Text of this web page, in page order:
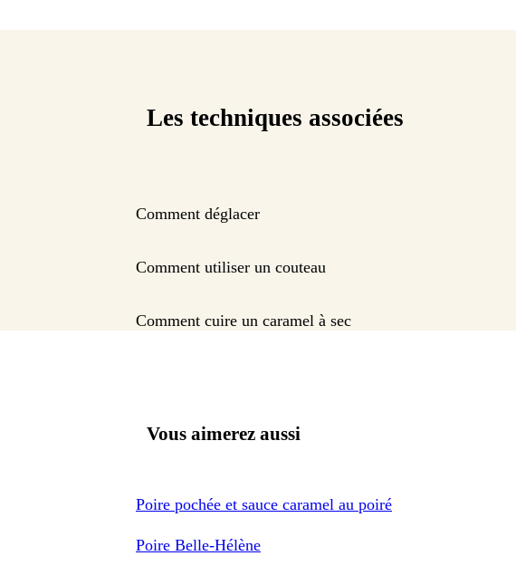
Les techniques associées
Comment déglacer
Comment utiliser un couteau
Comment cuire un caramel à sec
Vous aimerez aussi
Poire pochée et sauce caramel au poiré
Poire Belle-Hélène